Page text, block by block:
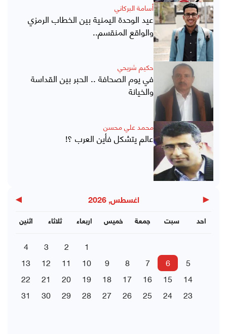
أسامة البركاني
عيد الوحدة اليمنية بين الخطاب الرمزي
والواقع المنقسم..
حكيم شريحي
في يوم الصحافة .. الحبر بين القداسة
والخيانة
محمد علي محسن
عالم يتشكل فأين العرب ؟!
◀ اغسطس, 2026 ▶
اثنين ثلاثاء اربعاء خميس جمعة سبت احد
1
2
3
4
5
6
7
8
9
10
11
12
13
14
15
16
17
18
19
20
21
22
23
24
25
26
27
28
29
30
31